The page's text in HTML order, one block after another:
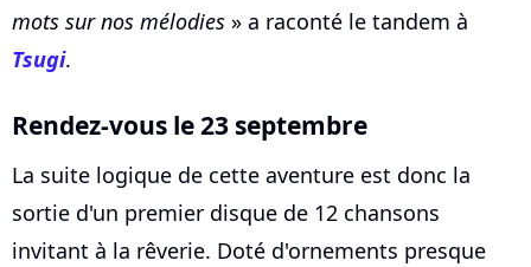
mots sur nos mélodies » a raconté le tandem à
Tsugi.
Rendez-vous le 23 septembre
La suite logique de cette aventure est donc la
sortie d'un premier disque de 12 chansons
invitant à la rêverie. Doté d'ornements presque